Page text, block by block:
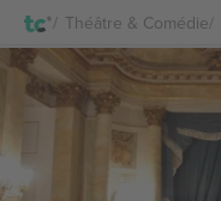
Théâtre & Comédie